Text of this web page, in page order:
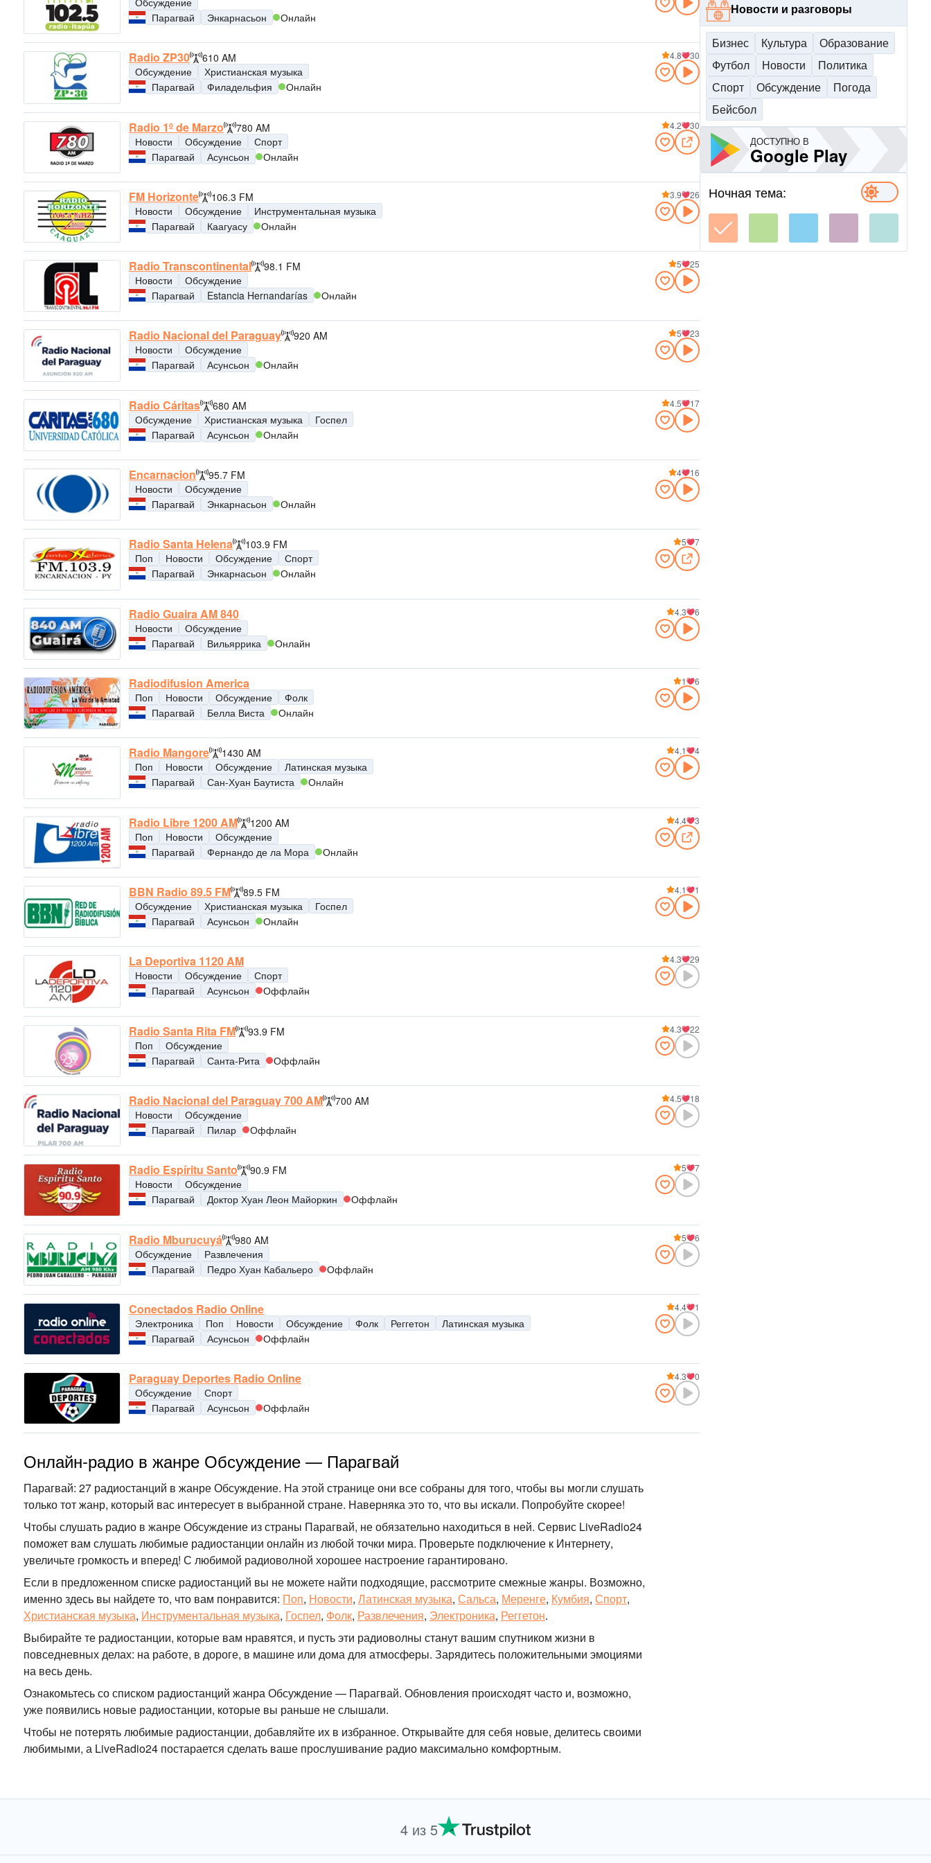
Парагвай
Энкарнасьон Онлайн
Radio ZP30
610 AM
Обсуждение
Христианская музыка
Парагвай
Филадельфия Онлайн
4.8 30
Radio 1º de Marzo
780 AM
Новости
Обсуждение
Спорт
Парагвай
Асунсьон Онлайн
4.2 30
FM Horizonte
106.3 FM
Новости
Обсуждение
Инструментальная музыка
Парагвай
Каагуасу Онлайн
3.9 26
Radio Transcontinental
98.1 FM
Новости
Обсуждение
Парагвай
Estancia Hernandarías Онлайн
5 25
Radio Nacional del Paraguay
920 AM
Новости
Обсуждение
Парагвай
Асунсьон Онлайн
5 23
Radio Cáritas
680 AM
Обсуждение
Христианская музыка
Госпел
Парагвай
Асунсьон Онлайн
4.5 17
Encarnacion
95.7 FM
Новости
Обсуждение
Парагвай
Энкарнасьон Онлайн
4 16
Radio Santa Helena
103.9 FM
Поп
Новости Обсуждение
Спорт
Парагвай
Энкарнасьон Онлайн
5 7
Radio Guaira AM 840
Новости
Обсуждение
Парагвай
Вильяррика Онлайн
4.3 6
Radiodifusion America
Поп Новости Обсуждение
Фолк
Парагвай
Белла Виста Онлайн
1 6
Radio Mangore
1430 AM
Поп
Новости Обсуждение
Латинская музыка
Парагвай
Сан-Хуан Баутиста Онлайн
4.1 4
Radio Libre 1200 AM
1200 AM
Поп
Новости
Обсуждение
Парагвай
Фернандо де ла Мора Онлайн
4.4 3
BBN Radio 89.5 FM
89.5 FM
Обсуждение
Христианская музыка
Госпел
Парагвай
Асунсьон Онлайн
4.1 1
La Deportiva 1120 AM
Новости Обсуждение
Спорт
Парагвай
Асунсьон Оффлайн
4.3 29
Radio Santa Rita FM
93.9 FM
Поп
Обсуждение
Парагвай
Санта-Рита Оффлайн
4.3 22
Radio Nacional del Paraguay 700 AM
700 AM
Новости
Обсуждение
Парагвай
Пилар Оффлайн
4.5 18
Radio Espíritu Santo
90.9 FM
Новости
Обсуждение
Парагвай
Доктор Хуан Леон Майоркин Оффлайн
5 7
Radio Mburucuyá
980 AM
Обсуждение
Развлечения
Парагвай
Педро Хуан Кабальеро Оффлайн
5 6
Conectados Radio Online
Электроника Поп Новости Обсуждение Фолк Реггетон
Латинская музыка
Парагвай
Асунсьон Оффлайн
4.4 1
Paraguay Deportes Radio Online
Обсуждение
Спорт
Парагвай
Асунсьон Оффлайн
4.3 0
Онлайн-радио в жанре Обсуждение — Парагвай
Парагвай: 27 радиостанций в жанре Обсуждение. На этой странице они все собраны для того, чтобы вы могли слушать
только тот жанр, который вас интересует в выбранной стране. Наверняка это то, что вы искали. Попробуйте скорее!
Чтобы слушать радио в жанре Обсуждение из страны Парагвай, не обязательно находиться в ней. Сервис LiveRadio24
поможет вам слушать любимые радиостанции онлайн из любой точки мира. Проверьте подключение к Интернету,
увеличьте громкость и вперед! С любимой радиоволной хорошее настроение гарантировано.
Если в предложенном списке радиостанций вы не можете найти подходящие, рассмотрите смежные жанры. Возможно,
именно здесь вы найдете то, что вам понравится: Поп, Новости, Латинская музыка, Сальса, Меренге, Кумбия, Спорт,
Христианская музыка, Инструментальная музыка, Госпел, Фолк, Развлечения, Электроника, Реггетон.
Выбирайте те радиостанции, которые вам нравятся, и пусть эти радиоволны станут вашим спутником жизни в
повседневных делах: на работе, в дороге, в машине или дома для атмосферы. Зарядитесь положительными эмоциями
на весь день.
Ознакомьтесь со списком радиостанций жанра Обсуждение — Парагвай. Обновления происходят часто и, возможно,
уже появились новые радиостанции, которые вы раньше не слышали.
Чтобы не потерять любимые радиостанции, добавляйте их в избранное. Открывайте для себя новые, делитесь своими
любимыми, а LiveRadio24 постарается сделать ваше прослушивание радио максимально комфортным.
Новости и разговоры
Бизнес Культура
Образование
Футбол
Новости
Политика
Спорт
Обсуждение
Погода
Бейсбол
ДОСТУПНО В
Google Play
Ночная тема:
4 из 5